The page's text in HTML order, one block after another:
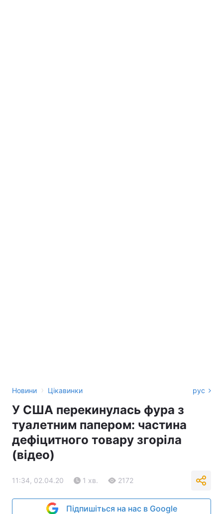
Новини › Цікавинки рус
У США перекинулась фура з
туалетним папером: частина
дефіцитного товару згоріла
(відео)
11:34, 02.04.20 1 хв. 2172
Підпишіться на нас в Google